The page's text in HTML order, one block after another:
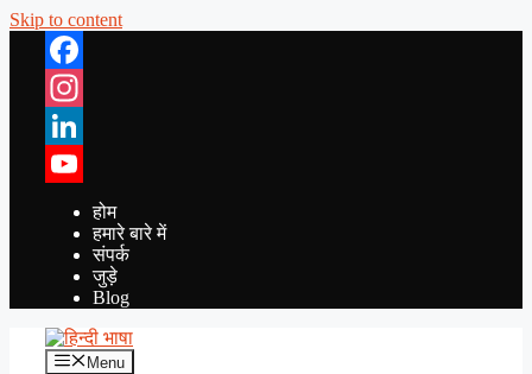
Skip to content
Facebook
Instagram
LinkedIn
YouTube
होम
हमारे बारे में
संपर्क
जुड़े
Blog
Menu